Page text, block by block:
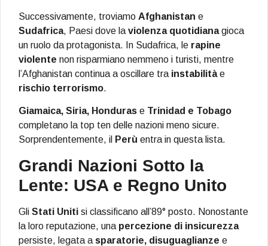
Successivamente, troviamo Afghanistan e
Sudafrica, Paesi dove la violenza quotidianagioca
un ruolo da protagonista. In Sudafrica, le rapine
violente non risparmiano nemmeno i turisti, mentre
l’Afghanistan continua a oscillare tra instabilitàe
rischio terrorismo.
Giamaica, Siria, Honduras e Trinidad e Tobago
completano la top ten delle nazioni meno sicure.
Sorprendentemente, il Perù entra in questa lista.
Grandi Nazioni Sotto la
Lente: USA e Regno Unito
Gli Stati Uniti si classificano all’89° posto. Nonostante
la loro reputazione, una percezione di insicurezza
persiste, legata a sparatorie, disuguaglianze e